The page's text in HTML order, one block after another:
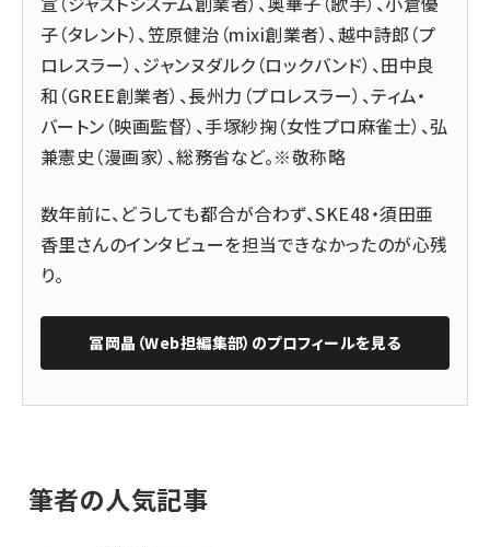
子（タレント）、笠原健治（mixi創業者）、越中詩郎（プ
ロレスラー）、ジャンヌダルク（ロックバンド）、田中良
和（GREE創業者）、長州力（プロレスラー）、ティム・
バートン（映画監督）、手塚紗掬（女性プロ麻雀士）、弘
兼憲史（漫画家）、総務省など。※敬称略
数年前に、どうしても都合が合わず、SKE48・須田亜
香里さんのインタビューを担当できなかったのが心残
り。
冨岡晶（Web担編集部） のプロフィールを見る
筆者の人気記事